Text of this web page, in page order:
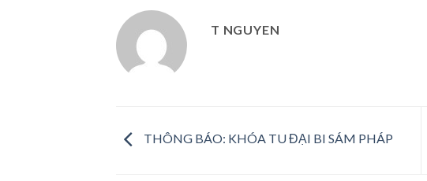
T NGUYEN
THÔNG BÁO: KHÓA TU ĐẠI BI SÁM PHÁP